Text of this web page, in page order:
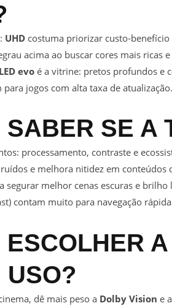
UHD costuma priorizar custo-benefício
acima ao buscar cores mais ricas
evo é a vitrine: pretos profundos e
jogos com alta taxa de atualização.
SABER SE A
processamento, contraste e
e melhora nitidez em conteúdos
segurar melhor cenas escuras e brilho
contam muito para navegação
ESCOLHER
USO?
dê mais peso a Dolby Vision e